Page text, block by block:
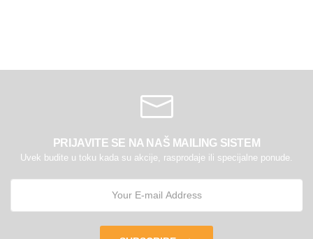
PRIJAVITE SE NA NAŠ MAILING SISTEM
Uvek budite u toku kada su akcije, rasprodaje ili specijalne ponude.